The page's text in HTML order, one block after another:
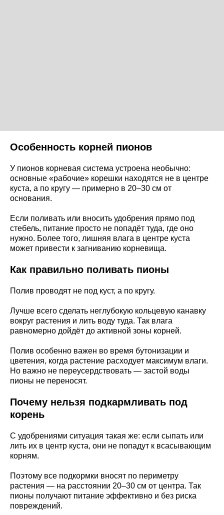
Особенность корней пионов
У пионов корневая система устроена необычно:
основные «рабочие» корешки находятся не в центре
куста, а по кругу — примерно в 20–30 см от
основания.
Если поливать или вносить удобрения прямо под
стебель, питание просто не попадёт туда, где оно
нужно. Более того, лишняя влага в центре куста
может привести к загниванию корневища.
Как правильно поливать пионы
Полив проводят не под куст, а по кругу.
Лучше всего сделать неглубокую кольцевую канавку
вокруг растения и лить воду туда. Так влага
равномерно дойдёт до активной зоны корней.
Полив особенно важен во время бутонизации и
цветения, когда растение расходует максимум влаги.
Но важно не переусердствовать — застой воды
пионы не переносят.
Почему нельзя подкармливать под
корень
С удобрениями ситуация такая же: если сыпать или
лить их в центр куста, они не попадут к всасывающим
корням.
Поэтому все подкормки вносят по периметру
растения — на расстоянии 20–30 см от центра. Так
пионы получают питание эффективно и без риска
повреждений.